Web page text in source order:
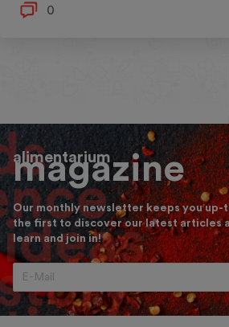
0
alimentarium
magazine
Our monthly newsletter keeps you up-
the first to discover our latest articles
learn and join in!